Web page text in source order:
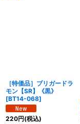
［特価品］ブリガードラ
モン【SR】《黒》
[BT14-068]
220円(税込)